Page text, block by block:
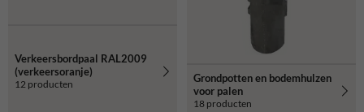
Verkeersbordpaal RAL2009
(verkeersoranje)
12 producten
Grondpotten en bodemhulzen
voor palen
18 producten